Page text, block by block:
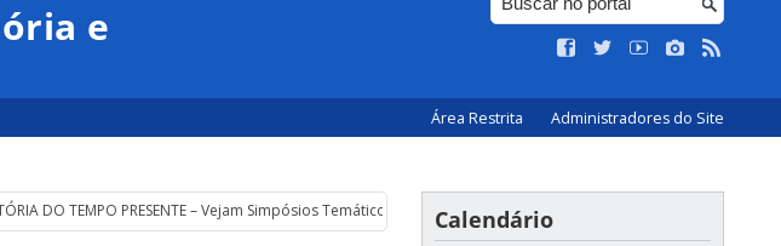
e
Área Restrita Administradores do Site
DO TEMPO PRESENTE – Vejam Simpósios Temáticos coordenados por membros do PAMENDUC
Calendário